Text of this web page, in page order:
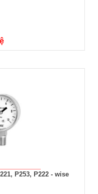
P253, P222 - wise